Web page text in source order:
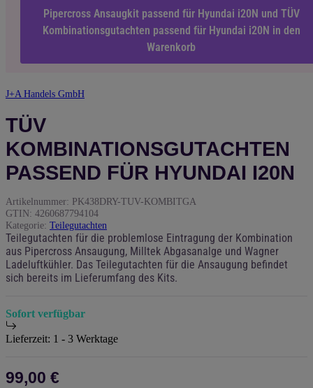
Pipercross Ansaugkit passend für Hyundai i20N und TÜV
Kombinationsgutachten passend für Hyundai i20N in den
Warenkorb
J+A Handels GmbH
TÜV
KOMBINATIONSGUTACHTEN
PASSEND FÜR HYUNDAI I20N
Artikelnummer: PK438DRY-TUV-KOMBITGA
GTIN: 4260687794104
Kategorie: Teilegutachten
Teilegutachten für die problemlose Eintragung der Kombination
aus Pipercross Ansaugung, Milltek Abgasanalge und Wagner
Ladeluftkühler. Das Teilegutachten für die Ansaugung befindet
sich bereits im Lieferumfang des Kits.
Sofort verfügbar
Lieferzeit: 1 - 3 Werktage
99,00 €